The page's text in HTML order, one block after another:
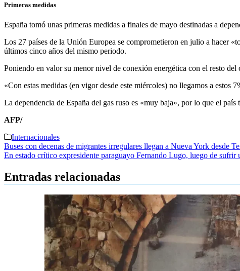
Primeras medidas
España tomó unas primeras medidas a finales de mayo destinadas a
Los 27 países de la Unión Europea se comprometieron en julio a hacer
últimos cinco años del mismo periodo.
Poniendo en valor su menor nivel de conexión energética con el resto
«Con estas medidas (en vigor desde este miércoles) no llegamos a
La dependencia de España del gas ruso es «muy baja», por lo que el
AFP/
Internacionales
Navegación
de
entradas
Buses con decenas de migrantes irregulares llegan a Nueva York desde
En estado crítico expresidente paraguayo Fernando Lugo, luego de
Entradas relacionadas